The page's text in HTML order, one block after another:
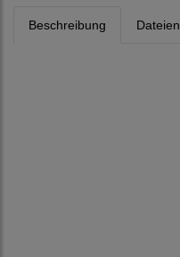
Beschreibung Dateien